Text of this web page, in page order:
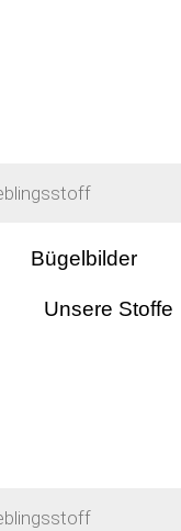
Bügelbilder
Unsere Stoffe